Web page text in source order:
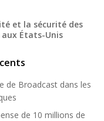
et la sécurité des
États-Unis
de Broadcast dans les
de 10 millions de